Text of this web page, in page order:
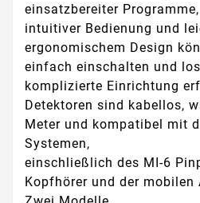
einsatzbereiter Programme,
intuitiver Bedienung und
ergonomischem Design
einfach einschalten und
komplizierte Einrichtung
Detektoren sind kabellos,
Meter und kompatibel mit
Systemen,
einschließlich des MI-6
Kopfhörer und der mobilen